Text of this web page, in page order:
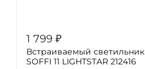
1 799 ₽
Встраиваемый светильник
SOFFI 11 LIGHTSTAR 212416